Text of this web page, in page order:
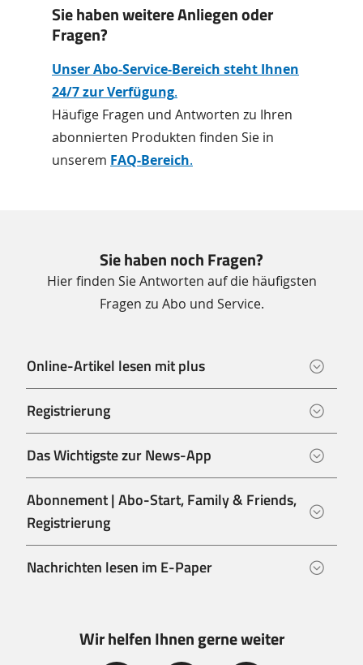
Sie haben weitere Anliegen oder
Fragen?
Unser Abo-Service-Bereich steht Ihnen
24/7 zur Verfügung.
Häufige Fragen und Antworten zu Ihren
abonnierten Produkten finden Sie in
unserem FAQ-Bereich.
Sie haben noch Fragen?
Hier finden Sie Antworten auf die häufigsten
Fragen zu Abo und Service.
Online-Artikel lesen mit plus
Registrierung
Das Wichtigste zur News-App
Abonnement | Abo-Start, Family & Friends,
Registrierung
Nachrichten lesen im E-Paper
Wir helfen Ihnen gerne weiter